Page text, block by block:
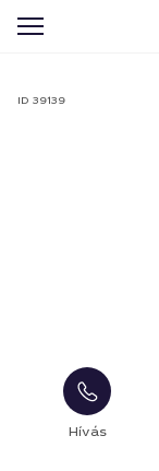
ID 39139
Hívás